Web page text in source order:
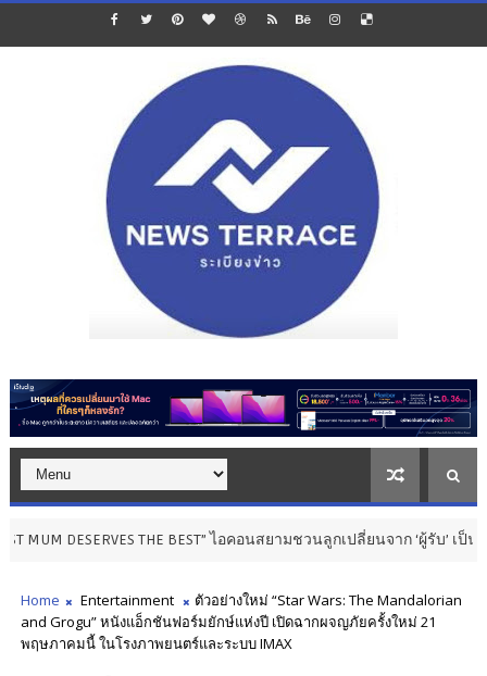
THE BEST” ไอคอนสยามชวนลูกเปลี่ยนจาก ‘ผู้รับ’ เป็น ‘ผู้ให้’ ในวัน
Home Entertainment
ตัวอย่างใหม่ “Star Wars: The Mandalorian
and Grogu” หนังแอ็กชันฟอร์มยักษ์แห่งปี เปิดฉากผจญภัยครั้งใหม่ 21
พฤษภาคมนี้ ในโรงภาพยนตร์และระบบ IMAX